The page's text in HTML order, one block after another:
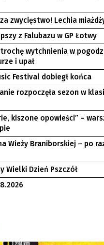
zwycięstwo! Lechia
z Falubazu w GP Łotwy
trochę wytchnienia w
i upał
Festival dobiegł końca
rozpoczęła sezon w
kiszone opowieści” –
Wieży Braniborskiej – po
Wielki Dzień Pszczół